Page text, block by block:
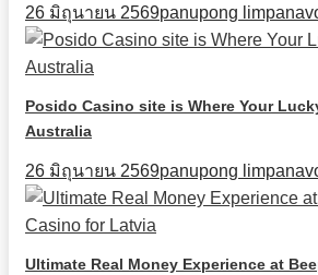
26 มิถุนายน 2569panupong
Posido Casino site is Where Your
Australia
26 มิถุนายน 2569panupong
Ultimate Real Money Experience at